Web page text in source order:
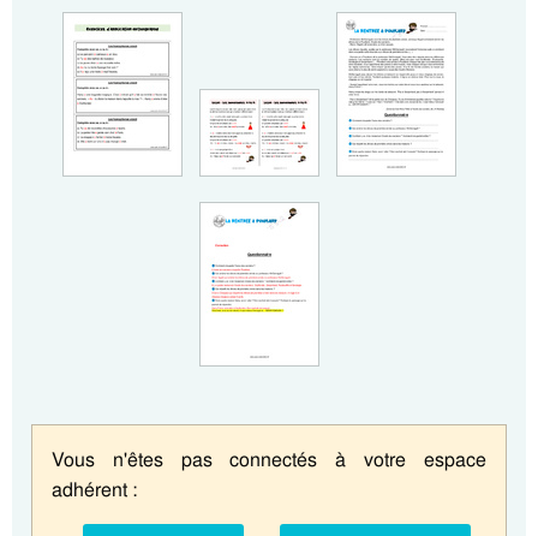
Vous n'êtes pas connectés à votre espace
adhérent :